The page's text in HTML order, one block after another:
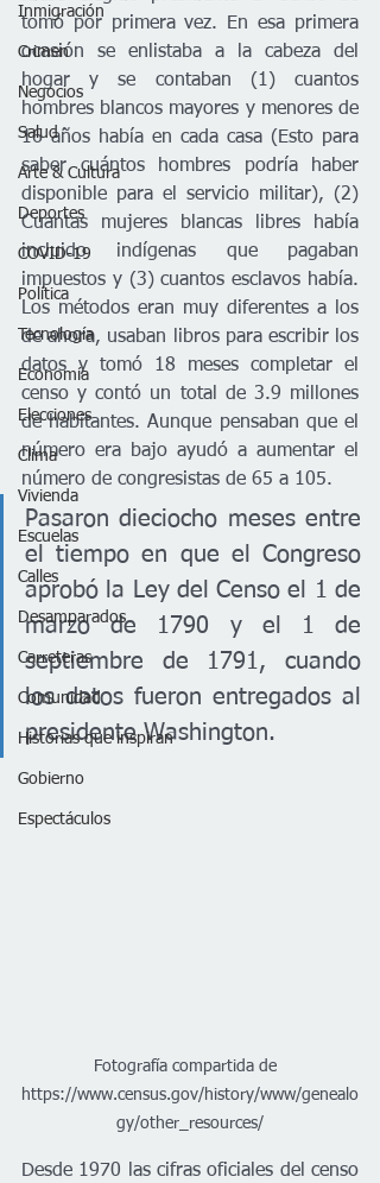
Inmigración
Crimen
Negocios
Salud
Arte & Cultura
Deportes
COVID-19
Política
Tecnología
Economía
Elecciones
Clima
Vivienda
Escuelas
Calles
Desamparados
Carreteras
Comunidad
Historias que inspiran
Gobierno
Espectáculos
tomó por primera vez. En esa primera
ocasión se enlistaba a la cabeza del
hogar y se contaban (1) cuantos
hombres blancos mayores y menores de
16 años había en cada casa (Esto para
saber cuántos hombres podría haber
disponible para el servicio militar), (2)
Cuantas mujeres blancas libres había
incluido indígenas que pagaban
impuestos y (3) cuantos esclavos había.
Los métodos eran muy diferentes a los
de ahora, usaban libros para escribir los
datos y tomó 18 meses completar el
censo y contó un total de 3.9 millones
de habitantes. Aunque pensaban que el
número era bajo ayudó a aumentar el
número de congresistas de 65 a 105.
Pasaron dieciocho meses entre
el tiempo en que el Congreso
aprobó la Ley del Censo el 1 de
marzo de 1790 y el 1 de
septiembre de 1791, cuando
los datos fueron entregados al
presidente Washington.
Fotografía compartida de
https://www.census.gov/history/www/genealo
gy/other_resources/
Desde 1970 las cifras oficiales del censo